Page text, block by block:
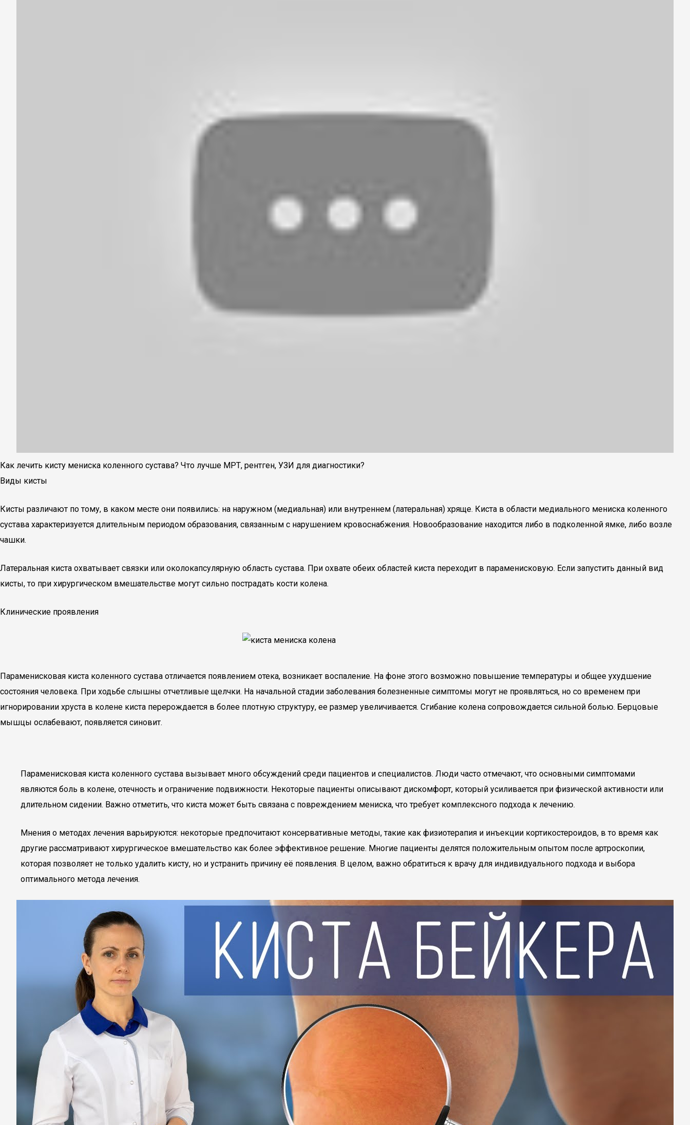
Как лечить кисту мениска коленного сустава? Что лучше МРТ, рентген, УЗИ для диагностики?
Виды кисты
Кисты различают по тому, в каком месте они появились: на наружном (медиальная) или внутреннем (латеральная) хряще. Киста в области медиального мениска коленного
сустава характеризуется длительным периодом образования, связанным с нарушением кровоснабжения. Новообразование находится либо в подколенной ямке, либо возле
чашки.
Латеральная киста охватывает связки или околокапсулярную область сустава. При охвате обеих областей киста переходит в параменисковую. Если запустить данный вид
кисты, то при хирургическом вмешательстве могут сильно пострадать кости колена.
Клинические проявления
Параменисковая киста коленного сустава отличается появлением отека, возникает воспаление. На фоне этого возможно повышение температуры и общее ухудшение
состояния человека. При ходьбе слышны отчетливые щелчки. На начальной стадии заболевания болезненные симптомы могут не проявляться, но со временем при
игнорировании хруста в колене киста перерождается в более плотную структуру, ее размер увеличивается. Сгибание колена сопровождается сильной болью. Берцовые
мышцы ослабевают, появляется синовит.
Параменисковая киста коленного сустава вызывает много обсуждений среди пациентов и специалистов. Люди часто отмечают, что основными симптомами
являются боль в колене, отечность и ограничение подвижности. Некоторые пациенты описывают дискомфорт, который усиливается при физической активности или
длительном сидении. Важно отметить, что киста может быть связана с повреждением мениска, что требует комплексного подхода к лечению.
Мнения о методах лечения варьируются: некоторые предпочитают консервативные методы, такие как физиотерапия и инъекции кортикостероидов, в то время как
другие рассматривают хирургическое вмешательство как более эффективное решение. Многие пациенты делятся положительным опытом после артроскопии,
которая позволяет не только удалить кисту, но и устранить причину её появления. В целом, важно обратиться к врачу для индивидуального подхода и выбора
оптимального метода лечения.